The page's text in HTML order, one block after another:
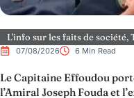
L'info sur les faits de société,
07/08/2026 6 Min Read
Le Capitaine Effoudou
l’Amiral Joseph Fouda et